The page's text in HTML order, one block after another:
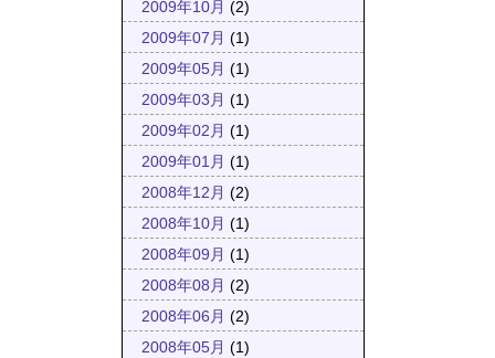
2009年10月 (2)
2009年07月 (1)
2009年05月 (1)
2009年03月 (1)
2009年02月 (1)
2009年01月 (1)
2008年12月 (2)
2008年10月 (1)
2008年09月 (1)
2008年08月 (2)
2008年06月 (2)
2008年05月 (1)